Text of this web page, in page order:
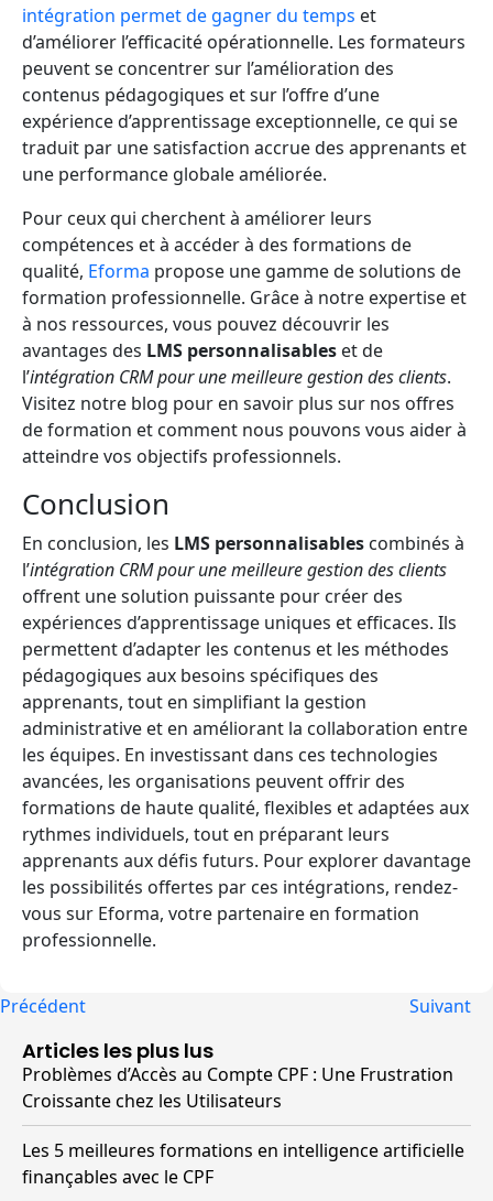
intégration permet de gagner du temps et
d’améliorer l’efficacité opérationnelle. Les formateurs
peuvent se concentrer sur l’amélioration des
contenus pédagogiques et sur l’offre d’une
expérience d’apprentissage exceptionnelle, ce qui se
traduit par une satisfaction accrue des apprenants et
une performance globale améliorée.
Pour ceux qui cherchent à améliorer leurs
compétences et à accéder à des formations de
qualité, Eforma propose une gamme de solutions de
formation professionnelle. Grâce à notre expertise et
à nos ressources, vous pouvez découvrir les
avantages des LMS personnalisables et de
l’intégration CRM pour une meilleure gestion des clients.
Visitez notre blog pour en savoir plus sur nos offres
de formation et comment nous pouvons vous aider à
atteindre vos objectifs professionnels.
Conclusion
En conclusion, les LMS personnalisables combinés à
l’intégration CRM pour une meilleure gestion des clients
offrent une solution puissante pour créer des
expériences d’apprentissage uniques et efficaces. Ils
permettent d’adapter les contenus et les méthodes
pédagogiques aux besoins spécifiques des
apprenants, tout en simplifiant la gestion
administrative et en améliorant la collaboration entre
les équipes. En investissant dans ces technologies
avancées, les organisations peuvent offrir des
formations de haute qualité, flexibles et adaptées aux
rythmes individuels, tout en préparant leurs
apprenants aux défis futurs. Pour explorer davantage
les possibilités offertes par ces intégrations, rendez-
vous sur Eforma, votre partenaire en formation
professionnelle.
Précédent Suivant
Articles les plus lus
Problèmes d’Accès au Compte CPF : Une Frustration
Croissante chez les Utilisateurs
Les 5 meilleures formations en intelligence artificielle
finançables avec le CPF